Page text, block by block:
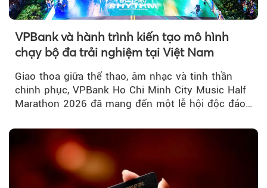
VPBank và hành trình kiến tạo mô hình
chạy bộ đa trải nghiệm tại Việt Nam
Giao thoa giữa thể thao, âm nhạc và tinh thần
chinh phục, VPBank Ho Chi Minh City Music Half
Marathon 2026 đã mang đến một lễ hội độc đáo